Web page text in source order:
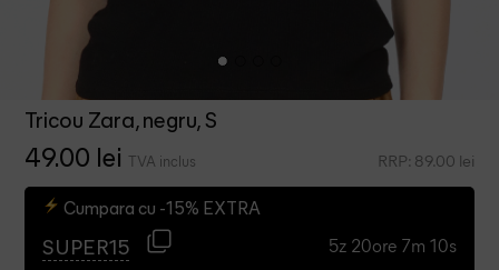
Tricou Zara, negru, S
49.00 lei TVA inclus RRP: 89.00 lei
Cumpara cu -15% EXTRA
SUPER15 5z 20ore 7m 10s